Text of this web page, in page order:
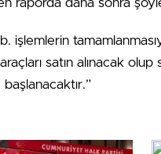
raporda daha sonra
işlemlerin
satın alınacak olup